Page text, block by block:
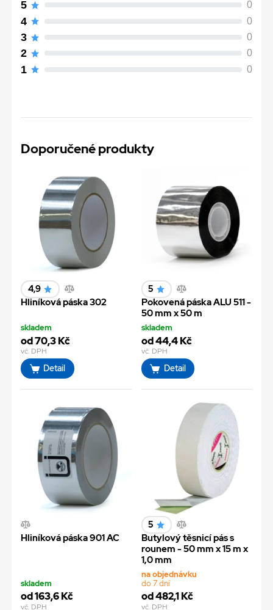
5 0
4 0
3 0
2 0
1 0
Doporučené produkty
4,9
Hliníková páska 302
skladem
od 70,3 Kč
vč. DPH
Detail
5
Pokovená páska ALU 511 -
50 mm x 50 m
skladem
od 44,4 Kč
vč. DPH
Detail
Hliníková páska 901 AC
skladem
od 163,6 Kč
vč. DPH
5
Butylový těsnicí pás s
rounem - 50 mm x 15 m x
1,0 mm
na objednávku
do 7 dní
od 482,1 Kč
vč. DPH